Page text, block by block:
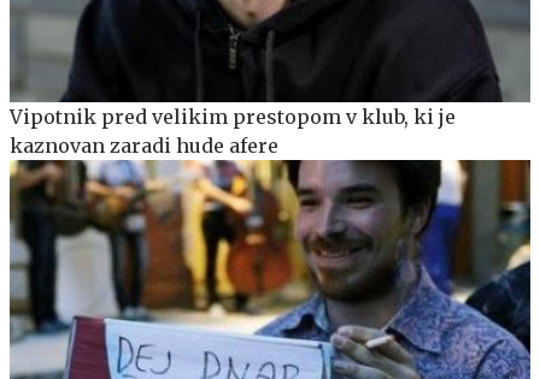
Vipotnik pred velikim prestopom v klub, ki je
kaznovan zaradi hude afere